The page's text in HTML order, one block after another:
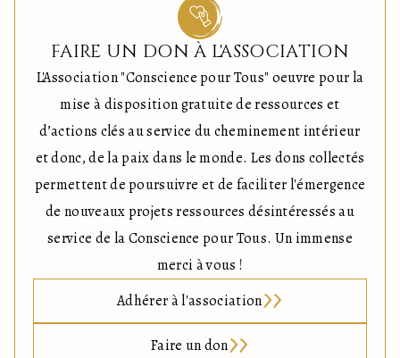
FAIRE UN DON À L'ASSOCIATION
L'Association "Conscience pour Tous" oeuvre pour la
mise à disposition gratuite de ressources et
d’actions clés au service du cheminement intérieur
et donc, de la paix dans le monde. Les dons collectés
permettent de poursuivre et de faciliter l'émergence
de nouveaux projets ressources désintéressés au
service de la Conscience pour Tous. Un immense
merci à vous !
Adhérer à l'association
Faire un don